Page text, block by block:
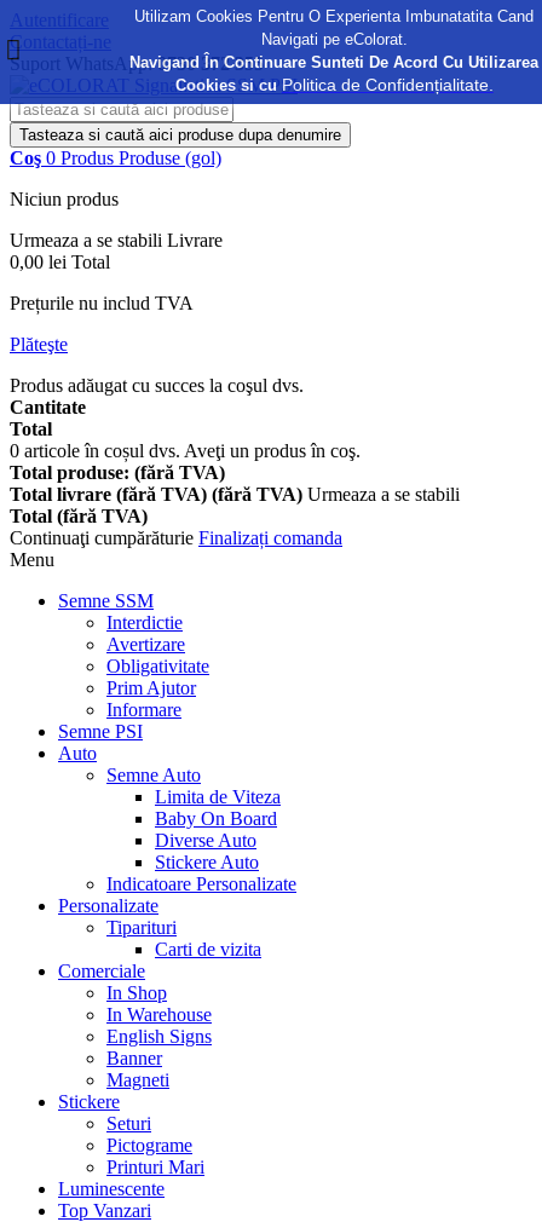
Autentificare
Contactați-ne
Suport WhatsApp:0730 372 355
Tasteaza si caută aici produse dupa denumire
Coş 0 Produs Produse (gol)
Niciun produs
Urmeaza a se stabili Livrare
0,00 lei Total
Prețurile nu includ TVA
Plăteşte
Produs adăugat cu succes la coşul dvs.
Cantitate
Total
0 articole în coșul dvs. Aveţi un produs în coş.
Total produse: (fără TVA)
Total livrare (fără TVA) (fără TVA) Urmeaza a se stabili
Total (fără TVA)
Continuaţi cumpărăturie Finalizați comanda
Menu
Semne SSM
Interdictie
Avertizare
Obligativitate
Prim Ajutor
Informare
Semne PSI
Auto
Semne Auto
Limita de Viteza
Baby On Board
Diverse Auto
Stickere Auto
Indicatoare Personalizate
Personalizate
Tiparituri
Carti de vizita
Comerciale
In Shop
In Warehouse
English Signs
Banner
Magneti
Stickere
Seturi
Pictograme
Printuri Mari
Luminescente
Top Vanzari
Utilizam Cookies Pentru O Experienta Imbunatatita Cand
Navigati pe eColorat.
Navigand În Continuare Sunteti De Acord Cu Utilizarea
Cookies si cu Politica de Confidențialitate.